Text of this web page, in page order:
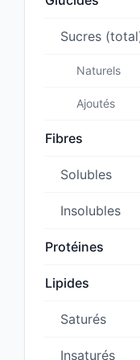
Sucres
Naturels
Ajoutés
Fibres
Solubles
Insolubles
Protéines
Lipides
Saturés
Insaturés